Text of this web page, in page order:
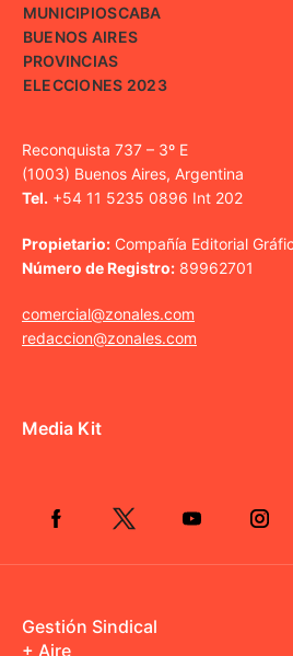
MUNICIPIOSCABA
BUENOS AIRES
PROVINCIAS
ELECCIONES 2023
Reconquista 737 – 3º E
(1003) Buenos Aires, Argentina
Tel. +54 11 5235 0896 Int 202
Propietario: Compañía Editorial
Número de Registro: 89962701
comercial@zonales.com
redaccion@zonales.com
Media Kit
Gestión Sindical
+ Aire